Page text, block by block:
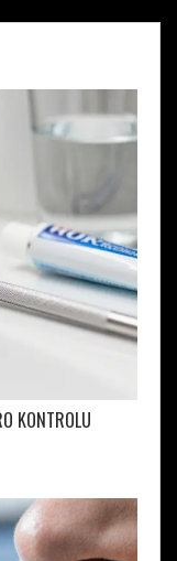
KONTROLU